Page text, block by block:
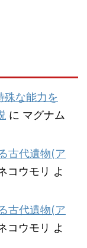
殊な能力を
に マグナム
古代遺物(ア
コウモリ よ
古代遺物(ア
コウモリ よ